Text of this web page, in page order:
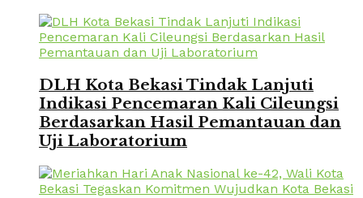
DLH Kota Bekasi Tindak Lanjuti
Indikasi Pencemaran Kali Cileungsi
Berdasarkan Hasil Pemantauan dan
Uji Laboratorium